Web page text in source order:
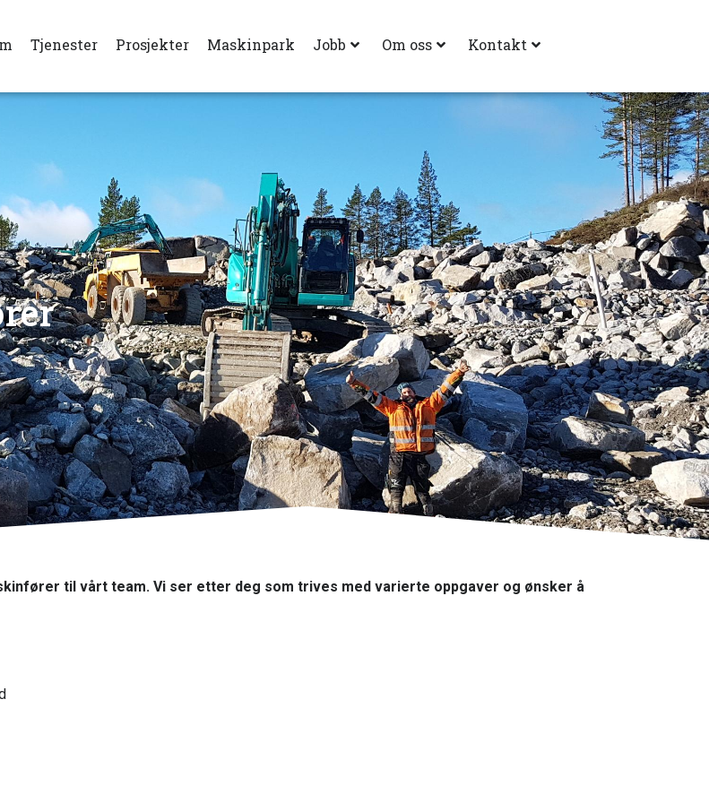
Tjenester Prosjekter Maskinpark Jobb Om oss Kontakt
til vårt team. Vi ser etter deg som trives med varierte oppgaver og ønsker å